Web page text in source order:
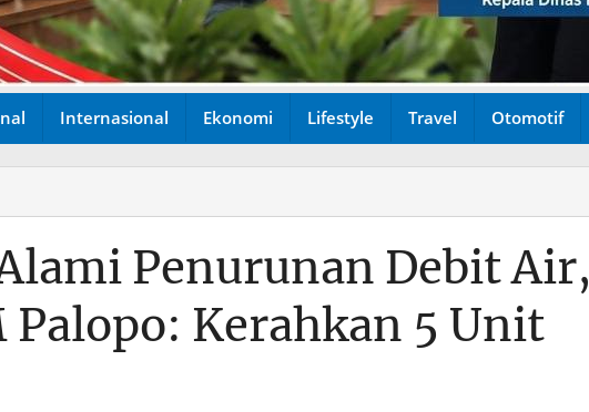
Internasional Ekonomi Lifestyle Travel Otomotif
Penurunan Debit Air,
Palopo: Kerahkan 5 Unit